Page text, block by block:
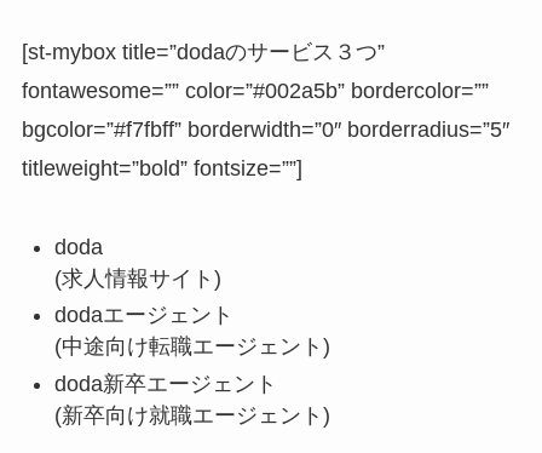
[st-mybox title=”dodaのサービス３つ”
fontawesome=”” color=”#002a5b” bordercolor=””
bgcolor=”#f7fbff” borderwidth=”0″ borderradius=”5″
titleweight=”bold” fontsize=””]
doda
(求人情報サイト)
dodaエージェント
(中途向け転職エージェント)
doda新卒エージェント
(新卒向け就職エージェント)